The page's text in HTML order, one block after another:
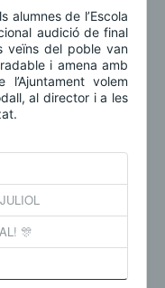
alumnes de l’Escola
audició de final
veïns del poble van
i amena amb
volem
al director i a les
🎊